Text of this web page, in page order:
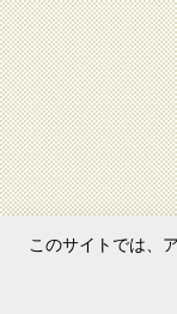
このサイトでは、